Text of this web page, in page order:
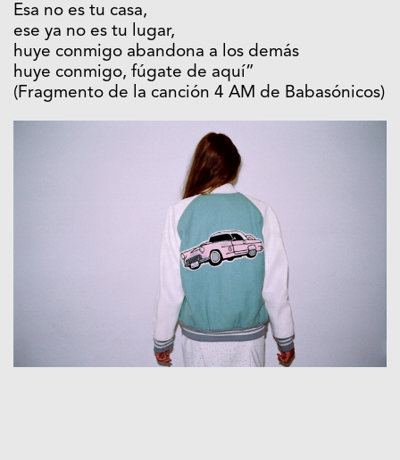
Esa no es tu casa,
ese ya no es tu lugar,
huye conmigo abandona a los demás
huye conmigo, fúgate de aquí”
(Fragmento de la canción 4 AM de Babasónicos)